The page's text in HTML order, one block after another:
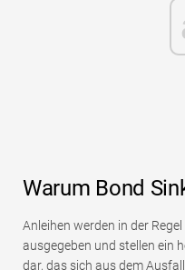
Warum Bond
Anleihen werden in der
ausgegeben und stellen ein
dar, das sich aus dem